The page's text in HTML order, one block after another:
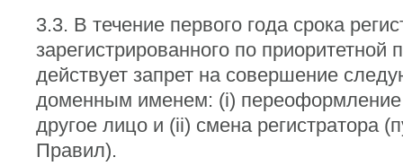
3.3. В течение первого года срока
зарегистрированного по приоритетной
действует запрет на совершение
доменным именем: (i)
другое лицо и (ii) смена регистратора
Правил).